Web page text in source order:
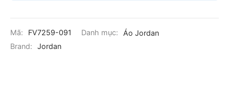
Mã: FV7259-091 Danh mục:
Áo Jordan
Brand:
Jordan